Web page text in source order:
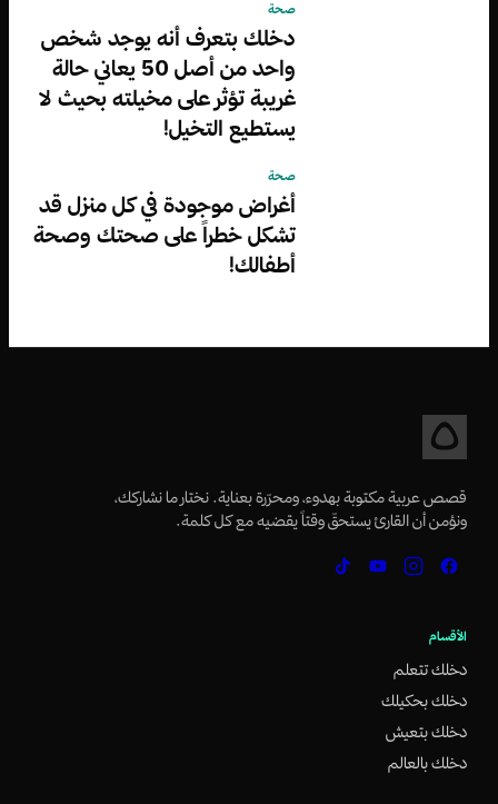
صحة
دخلك بتعرف أنه يوجد شخص
واحد من أصل 50 يعاني حالة
غريبة تؤثر على مخيلته بحيث لا
يستطيع التخيل!
صحة
أغراض موجودة في كل منزل قد
تشكل خطراً على صحتك وصحة
أطفالك!
قصص عربية مكتوبة بهدوء، ومحرّرة بعناية. نختار ما نشاركك،
ونؤمن أن القارئ يستحقّ وقتاً يقضيه مع كل كلمة.
الأقسام
دخلك تتعلم
دخلك بحكيلك
دخلك بتعيش
دخلك بالعالم